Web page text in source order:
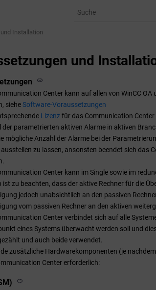
Installation
und
Center kann auf allen von WinCC OA
sieheSoftware-Voraussetzungen
Lizenzfür das Communication
der parametrierten aktiven Alarme in aktiven
mögliche Anzahl der Alarme bei der
ausstellen zu lassen, ansonsten beendet sich das
Center kann im Single sowie im
ist zu beachten, dass der aktive Rechner für die
jedoch unabsichtlich an den passiven
vom passiven Rechner an den aktiven
Center verbindet sich auf alle
eines Systems überwacht werden soll und
und auch beide verwendet.
zusätzliche Hardwarekomponenten (je
Center erforderlich: